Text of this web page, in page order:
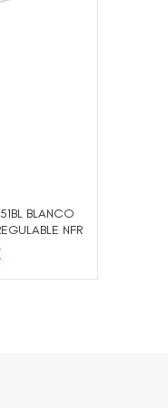
BLANCO
NFR